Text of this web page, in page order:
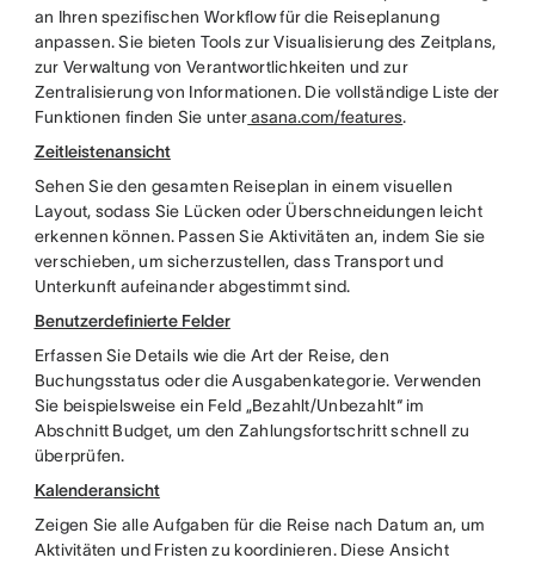
an Ihren spezifischen Workflow für die Reiseplanung
anpassen. Sie bieten Tools zur Visualisierung des Zeitplans,
zur Verwaltung von Verantwortlichkeiten und zur
Zentralisierung von Informationen. Die vollständige Liste der
Funktionen finden Sie unterasana.com/features.
Zeitleistenansicht
Sehen Sie den gesamten Reiseplan in einem visuellen
Layout, sodass Sie Lücken oder Überschneidungen leicht
erkennen können. Passen Sie Aktivitäten an, indem Sie sie
verschieben, um sicherzustellen, dass Transport und
Unterkunft aufeinander abgestimmt sind.
Benutzerdefinierte Felder
Erfassen Sie Details wie die Art der Reise, den
Buchungsstatus oder die Ausgabenkategorie. Verwenden
Sie beispielsweise ein Feld „Bezahlt/Unbezahlt“ im
Abschnitt Budget, um den Zahlungsfortschritt schnell zu
überprüfen.
Kalenderansicht
Zeigen Sie alle Aufgaben für die Reise nach Datum an, um
Aktivitäten und Fristen zu koordinieren. Diese Ansicht